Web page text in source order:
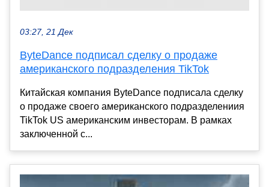
03:27, 21 Дек
ByteDance подписал сделку о продаже
американского подразделения TikTok
Китайская компания ByteDance подписала сделку
о продаже своего американского подразделениия
TikTok US американским инвесторам. В рамках
заключенной с...